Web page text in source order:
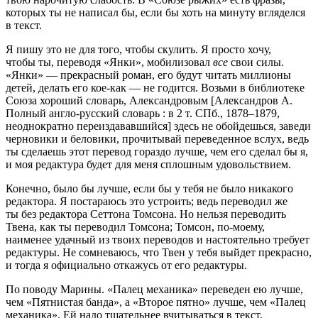
которых ты не написал бы, если бы хоть на минуту вгляделся
в текст.
Я пишу это не для того, чтобы скулить. Я просто хочу,
чтобы ты, переводя «Янки», мобилизовал все свои силы.
«Янки» — прекрасный роман, его будут читать миллионы
детей, делать его кое-как — не годится. Возьми в библиотеке
Союза хороший словарь, Александровым [Александров А.
Полный англо-русский словарь : в 2 т. СПб., 1878–1879,
неоднократно переиздававшийся] здесь не обойдешься, заведи
черновики и беловики, прочитывай переведенное вслух, ведь
ты сделаешь этот перевод гораздо лучше, чем его сделал бы я,
и моя редактура будет для меня сплошным удовольствием.
Конечно, было бы лучше, если бы у тебя не было никакого
редактора. Я постараюсь это устроить; ведь переводил же
ты без редактора Сеттона Томсона. Но нельзя переводить
Твена, как ты переводил Томсона; Томсон, по-моему,
наименее удачный из твоих переводов и настоятельно требует
редактуры. Не сомневаюсь, что Твен у тебя выйдет прекрасно,
и тогда я официально откажусь от его редактуры.
По поводу Марины. «Палец механика» переведен ею лучше,
чем «Пятнистая банда», а «Второе пятно» лучше, чем «Палец
механика». Ей надо тщательнее вчитываться в текст,